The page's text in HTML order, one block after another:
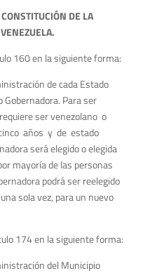
DE LA
160 en la siguiente forma:
de cada Estado
Gobernadora. Para ser
ser venezolano o
años y de estado
será elegido o elegida
mayoría de las personas
podrá ser reelegido
sola vez, para un nuevo
174 en la siguiente forma:
del Municipio